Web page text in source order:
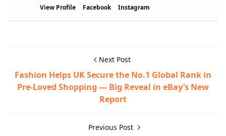
View Profile Facebook Instagram
Next Post
Fashion Helps UK Secure the No.1 Global Rank in
Pre-Loved Shopping — Big Reveal in eBay’s New
Report
Previous Post